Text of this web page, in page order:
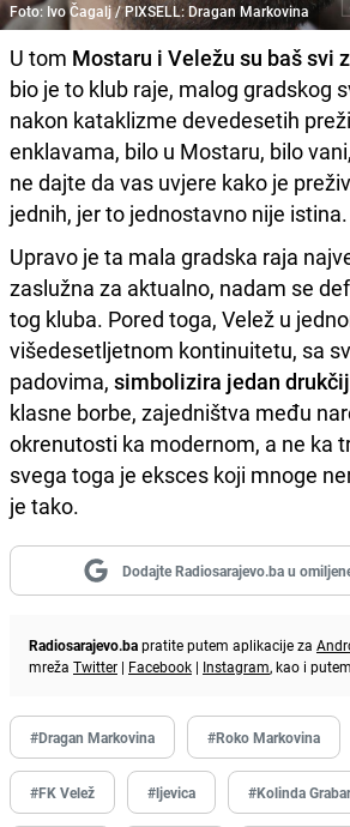
Foto: Ivo Čagalj / PIXSELL: Dragan Markovina
U tom Mostaru i Veležu su baš svi
bio je to klub raje, malog gradskog
nakon kataklizme devedesetih
enklavama, bilo u Mostaru, bilo
ne dajte da vas uvjere kako je
jednih, jer to jednostavno nije istina.
Upravo je ta mala gradska raja
zaslužna za aktualno, nadam se
tog kluba. Pored toga, Velež u
višedesetljetnom kontinuitetu, sa
padovima, simbolizira jedan
klasne borbe, zajedništva među
okrenutosti ka modernom, a ne ka
svega toga je eksces koji mnoge
je tako.
Dodajte Radiosarajevo.ba u
Radiosarajevo.bapratite putem aplikacije za
mreža Twitter | Facebook | Instagram, kao i
#Dragan Markovina #Roko Markovina
#FK Velež #ljevica #Kolinda